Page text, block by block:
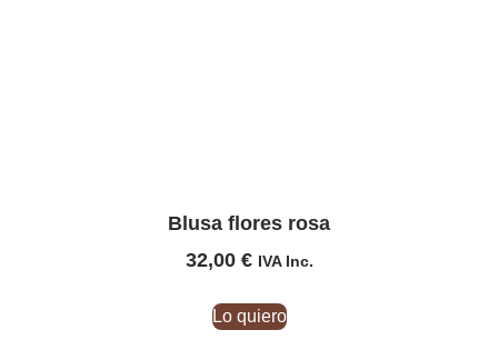
Blusa flores rosa
32,00 € IVA Inc.
Lo quiero